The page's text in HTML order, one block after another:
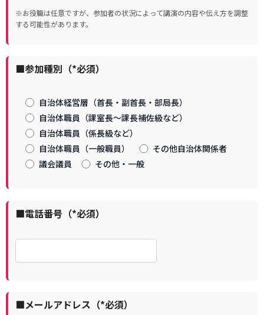
※お役職は任意ですが、参加者の状況によって講演の内容や伝え方を調整
する可能性があります。
■参加種別（*必須）
自治体経営層（首長・副首長・部局長）
自治体職員（課室長～課長補佐級など）
自治体職員（係長級など）
自治体職員（一般職員）
その他自治体関係者
議会議員
その他・一般
■電話番号（*必須）
■メールアドレス（*必須）